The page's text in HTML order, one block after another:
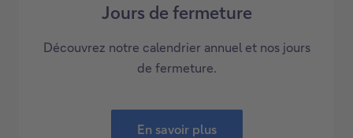
Jours de fermeture
Découvrez notre calendrier annuel et nos jours
de fermeture.
En savoir plus